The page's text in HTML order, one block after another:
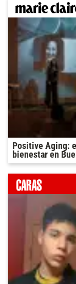
Positive Aging:
bienestar en